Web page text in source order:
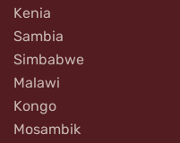
Kenia
Sambia
Simbabwe
Malawi
Kongo
Mosambik